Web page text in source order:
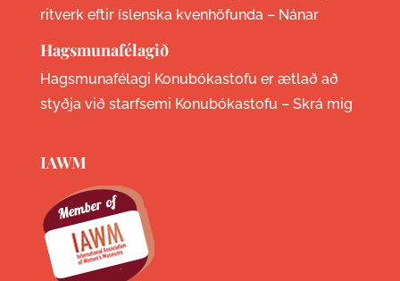
ritverk eftir íslenska kvenhöfunda – Nánar
Hagsmunafélagið
Hagsmunafélagi Konubókastofu er ætlað að
styðja við starfsemi Konubókastofu – Skrá mig
IAWM